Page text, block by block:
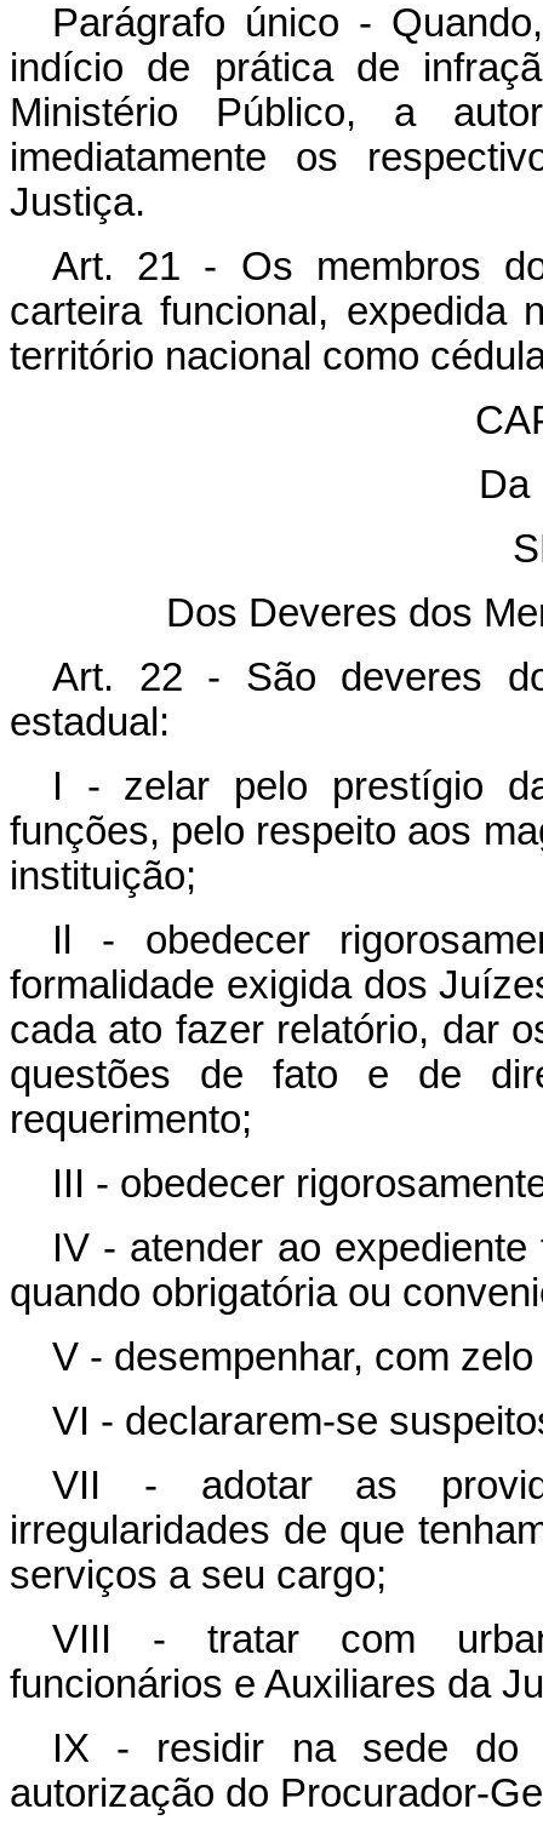
Parágrafo único -
indício de prática de
Ministério Público, a
imediatamente os
Justiça.
Art. 21 - Os membros
carteira funcional, expedida
território nacional como
Da
Dos Deveres dos
Art. 22 - São deveres
estadual:
I - zelar pelo prestígio
funções, pelo respeito aos
instituição;
Il - obedecer
formalidade exigida dos
cada ato fazer relatório, dar
questões de fato e de
requerimento;
III - obedecer
IV - atender ao
quando obrigatória ou
V - desempenhar, com
VI - declararem-se
VII - adotar as
irregularidades de que
serviços a seu cargo;
VIII - tratar com
funcionários e Auxiliares da
IX - residir na sede do
autorização do Procurador-